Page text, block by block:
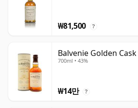
₩81,500 ?
Balvenie Golden
700ml • 43%
₩14만 ?